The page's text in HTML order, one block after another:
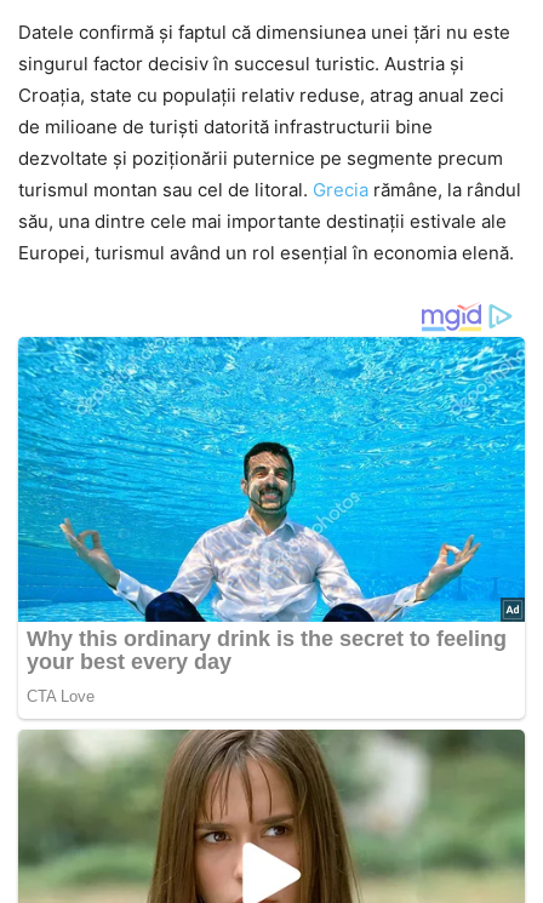
Datele confirmă și faptul că dimensiunea unei țări nu este
singurul factor decisiv în succesul turistic. Austria și
Croația, state cu populații relativ reduse, atrag anual zeci
de milioane de turiști datorită infrastructurii bine
dezvoltate și poziționării puternice pe segmente precum
turismul montan sau cel de litoral. Grecia rămâne, la rândul
său, una dintre cele mai importante destinații estivale ale
Europei, turismul având un rol esențial în economia elenă.